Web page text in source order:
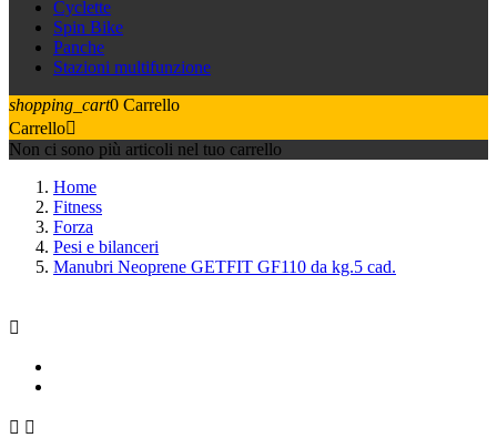
Cyclette
Spin Bike
Panche
Stazioni multifunzione
shopping_cart0 Carrello
Carrello
Non ci sono più articoli nel tuo carrello
Home
Fitness
Forza
Pesi e bilanceri
Manubri Neoprene GETFIT GF110 da kg.5 cad.

 